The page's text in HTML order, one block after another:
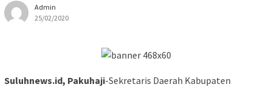
Admin
25/02/2020
Suluhnews.id, Pakuhaji-Sekretaris Daerah Kabupaten